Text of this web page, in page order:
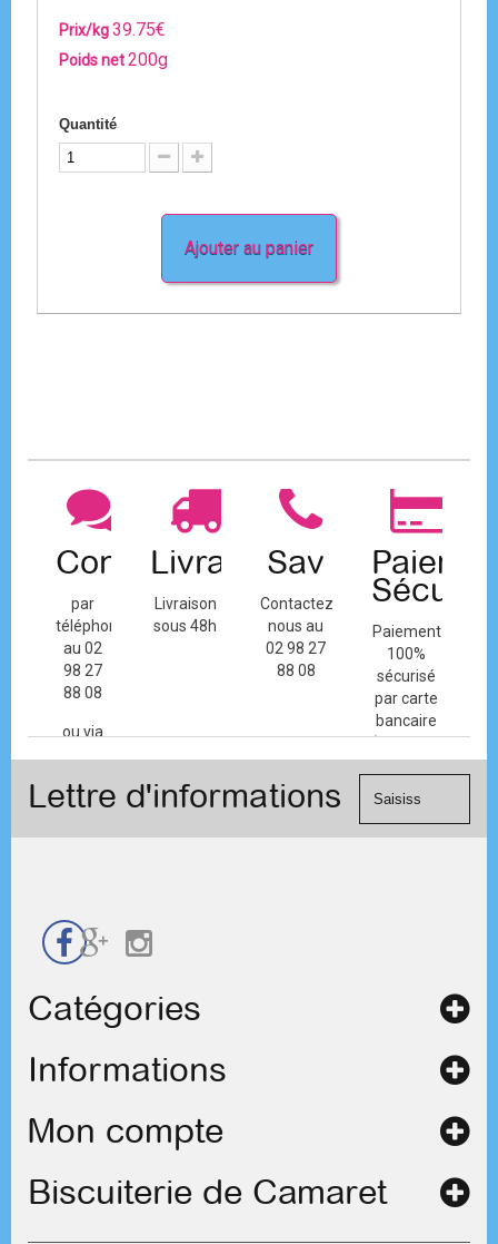
Prix/kg39.75€
Poids net200g
Quantité
Ajouter au panier
Contact
par
téléphone
au 02
98 27
88 08
ou via
de
Livraison
Livraison
sous 48h
Sav
Contactez-
nous au
02 98 27
88 08
Paiement
100%
sécurisé
par carte
bancaire
(Mastercard,
Visa, ...) et
Lettre d'informations
Catégories
Informations
Mon compte
Biscuiterie de Camaret